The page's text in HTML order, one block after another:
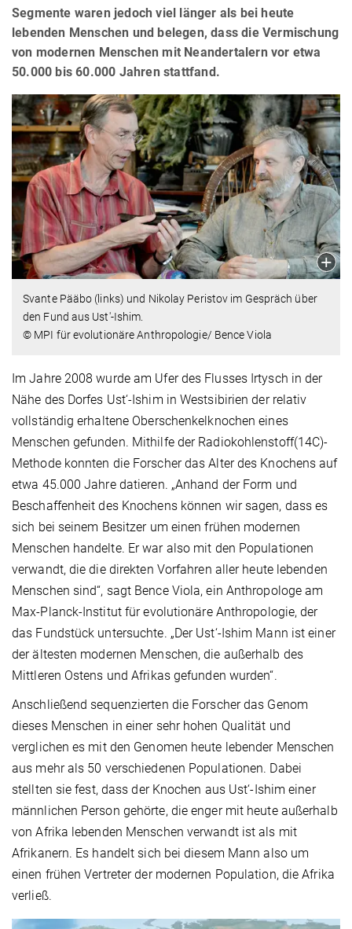
Segmente waren jedoch viel länger als bei heute
lebenden Menschen und belegen, dass die Vermischung
von modernen Menschen mit Neandertalern vor etwa
50.000 bis 60.000 Jahren stattfand.
Svante Pääbo (links) und Nikolay Peristov im Gespräch über
den Fund aus Ust'-Ishim.
© MPI für evolutionäre Anthropologie/ Bence Viola
Im Jahre 2008 wurde am Ufer des Flusses Irtysch in der
Nähe des Dorfes Ust‘-Ishim in Westsibirien der relativ
vollständig erhaltene Oberschenkelknochen eines
Menschen gefunden. Mithilfe der Radiokohlenstoff(14C)-
Methode konnten die Forscher das Alter des Knochens auf
etwa 45.000 Jahre datieren. „Anhand der Form und
Beschaffenheit des Knochens können wir sagen, dass es
sich bei seinem Besitzer um einen frühen modernen
Menschen handelte. Er war also mit den Populationen
verwandt, die die direkten Vorfahren aller heute lebenden
Menschen sind“, sagt Bence Viola, ein Anthropologe am
Max-Planck-Institut für evolutionäre Anthropologie, der
das Fundstück untersuchte. „Der Ust‘-Ishim Mann ist einer
der ältesten modernen Menschen, die außerhalb des
Mittleren Ostens und Afrikas gefunden wurden“.
Anschließend sequenzierten die Forscher das Genom
dieses Menschen in einer sehr hohen Qualität und
verglichen es mit den Genomen heute lebender Menschen
aus mehr als 50 verschiedenen Populationen. Dabei
stellten sie fest, dass der Knochen aus Ust‘-Ishim einer
männlichen Person gehörte, die enger mit heute außerhalb
von Afrika lebenden Menschen verwandt ist als mit
Afrikanern. Es handelt sich bei diesem Mann also um
einen frühen Vertreter der modernen Population, die Afrika
verließ.